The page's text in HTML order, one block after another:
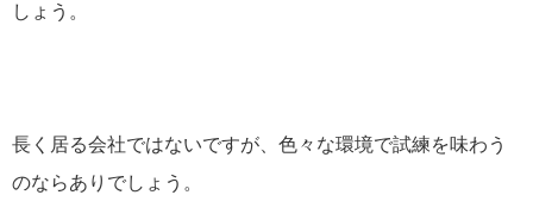
しょう。
長く居る会社ではないですが、色々な環境で試練を味わう
のならありでしょう。